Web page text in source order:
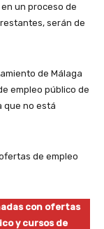
un proceso de
serán de
de Málaga
empleo público de
que no está
de empleo
con ofertas
y cursos de